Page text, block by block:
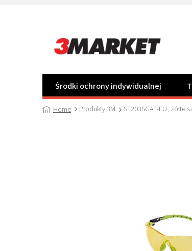
Środki ochrony indywidualnej
Home Produkty 3M S1203SGAF-EU,